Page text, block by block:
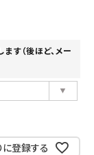
す（後ほど、メー
登録する